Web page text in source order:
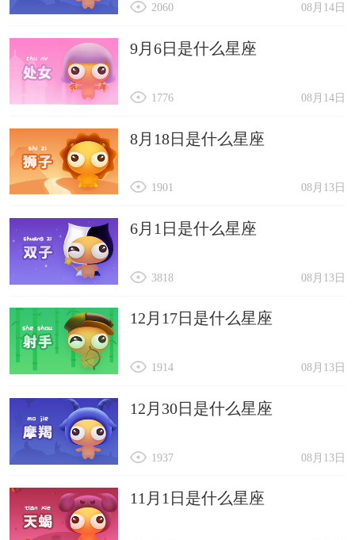
08月14日
2060
9月6日是什么星座
08月14日
1776
8月18日是什么星座
08月13日
1901
6月1日是什么星座
08月13日
3818
12月17日是什么星座
08月13日
1914
12月30日是什么星座
08月13日
1937
11月1日是什么星座